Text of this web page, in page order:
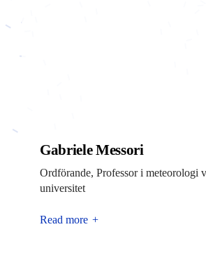
Gabriele Messori
Ordförande, Professor i meteorologi
universitet
Read more